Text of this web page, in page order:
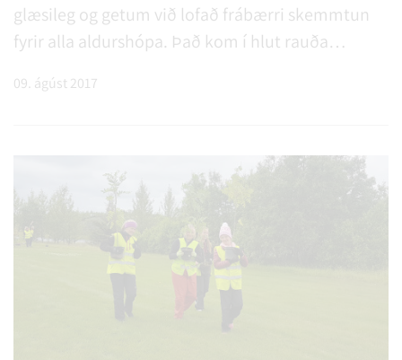
glæsileg og getum við lofað frábærri skemmtun
fyrir alla aldurshópa. Það kom í hlut rauða
skipulagningu laugardagsins í samvinnu við
svo sannarlega kominn tími á að kynna dagskrána
09. ágúst 2017